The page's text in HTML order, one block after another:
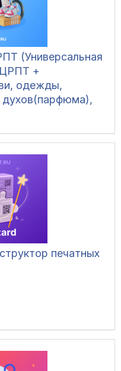
(Универсальная
+
одежды,
духов(парфюма),
и шин)
печатных